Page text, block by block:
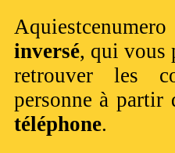
inversé, qui vous
retrouver les
personne à partir
téléphone.